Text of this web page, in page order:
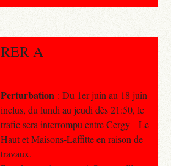
RER A
Perturbation : Du 1er juin au 18 juin
inclus, du lundi au jeudi dès 21:50, le
trafic sera interrompu entre Cergy – Le
Haut et Maisons-Laffitte en raison de
travaux.